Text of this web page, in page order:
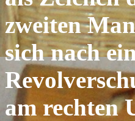
zweiten
sich nach
am rechten